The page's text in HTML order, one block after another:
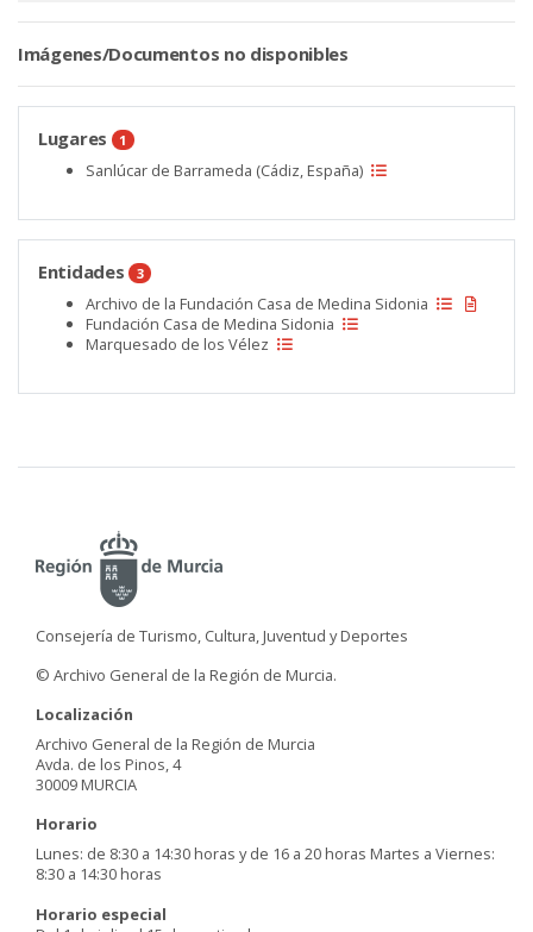
Imágenes/Documentos no disponibles
Lugares 1
Sanlúcar de Barrameda (Cádiz, España)
Entidades 3
Archivo de la Fundación Casa de Medina Sidonia
Fundación Casa de Medina Sidonia
Marquesado de los Vélez
Consejería de Turismo, Cultura, Juventud y Deportes
© Archivo General de la Región de Murcia.
Localización
Archivo General de la Región de Murcia
Avda. de los Pinos, 4
30009 MURCIA
Horario
Lunes: de 8:30 a 14:30 horas y de 16 a 20 horas Martes a Viernes:
8:30 a 14:30 horas
Horario especial